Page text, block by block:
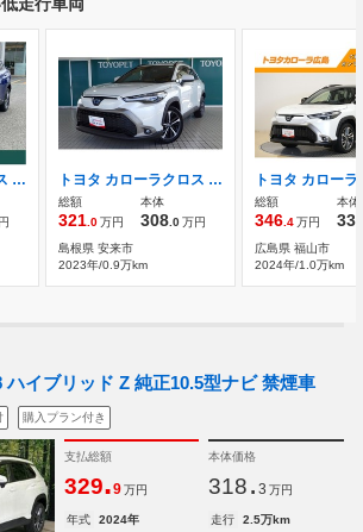
トヨタ カローラクロス 1.8 ハイブリッド Z 全方位モニター ETC シートヒーター トヨタ カローラクロス 1.8 ハイブリッド Z クルーズコントロール 全周囲モニター
総額
321.0万円
本体
308.0万円
島根県 安来市
2023年/0.9万km
総額
346.4万円
本体
広島県 福山市
2024年/1.0万km
ハイブリッド Z 純正10.5型ナビ 禁煙車
購入プラン付き
支払総額
329.9 万円
本体価格
318. 3 万円
年式 2024年 走行
2.5万km